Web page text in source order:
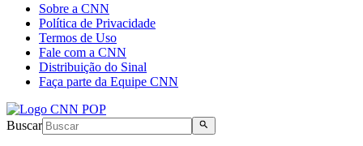
Sobre a CNN
Política de Privacidade
Termos de Uso
Fale com a CNN
Distribuição do Sinal
Faça parte da Equipe CNN
Buscar